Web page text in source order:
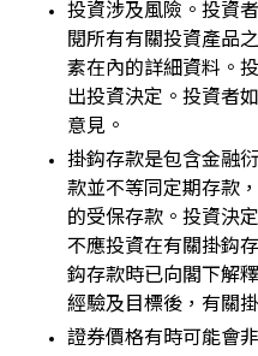
投資涉及風險。投資
閱所有有關投資產品
素在內的詳細資料。
出投資決定。投資者
意見。
掛鈎存款是包含金融
款並不等同定期存款
的受保存款。投資決
不應投資在有關掛鈎
鈎存款時已向閣下解
經驗及目標後，有關
證券價格有時可能會